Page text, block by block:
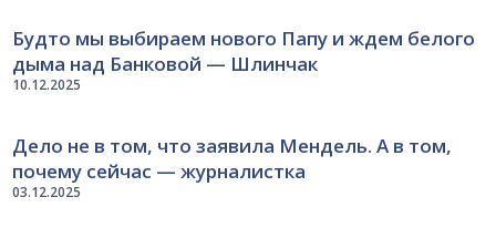
10.12.2025
Будто мы выбираем нового Папу и ждем белого
дыма над Банковой — Шлинчак
03.12.2025
Дело не в том, что заявила Мендель. А в том,
почему сейчас — журналистка